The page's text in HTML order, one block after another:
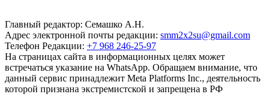
Главный редактор: Семашко А.Н.
Адрес электронной почты редакции: smm2x2su@gmail.com
Телефон Редакции: +7 968 246-25-97
На страницах сайта в информационных целях может
встречаться указание на WhatsApp. Обращаем внимание, что
данный сервис принадлежит Meta Platforms Inc., деятельность
которой признана экстремистской и запрещена в РФ